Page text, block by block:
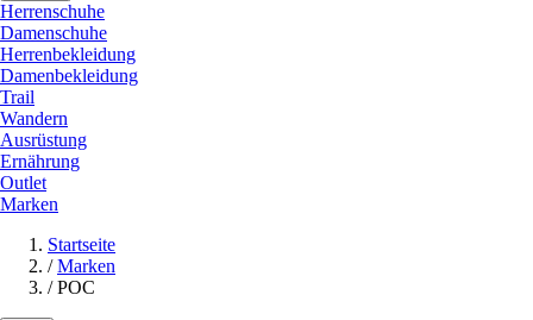
Herrenschuhe
Damenschuhe
Herrenbekleidung
Damenbekleidung
Trail
Wandern
Ausrüstung
Ernährung
Outlet
Marken
Startseite
/ Marken
/ POC